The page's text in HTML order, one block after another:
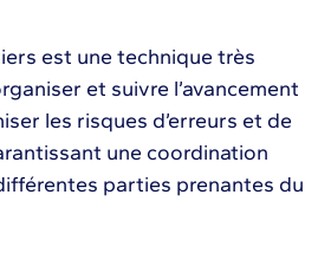
est une technique très
et suivre l’avancement
les risques d’erreurs et de
une coordination
parties prenantes du